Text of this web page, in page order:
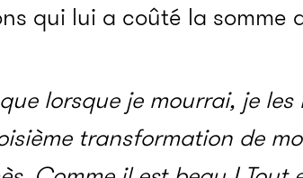
qui lui a coûté la somme
lorsque je mourrai, je
transformation de